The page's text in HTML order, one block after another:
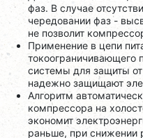
фаз. В случае
чередовании фаз -
не позволит
Применение в цепи
токоограничивающего
системы для защиты
надежно защищают
Алгоритм
компрессора на
экономит
раньше, при снижении